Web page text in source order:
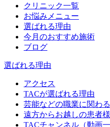
クリニック一覧
お悩みメニュー
選ばれる理由
今月のおすすめ施術
ブログ
選ばれる理由
アクセス
TACが選ばれる理由
芸能などの職業に関わ
遠方からお越しの患者
TACチャンネル（動画一